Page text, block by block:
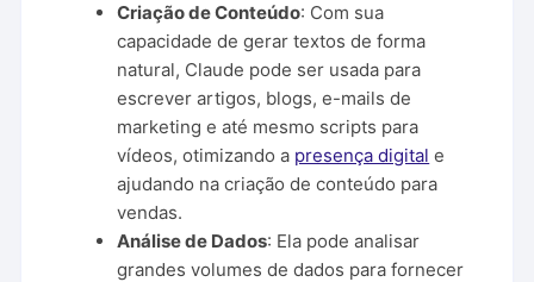
Criação de Conteúdo: Com sua
capacidade de gerar textos de forma
natural, Claude pode ser usada para
escrever artigos, blogs, e-mails de
marketing e até mesmo scripts para
vídeos, otimizando a presença digital e
ajudando na criação de conteúdo para
vendas.
Análise de Dados: Ela pode analisar
grandes volumes de dados para fornecer